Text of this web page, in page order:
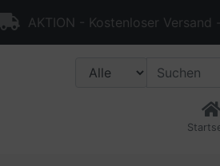
AKTION - Kostenloser Versand